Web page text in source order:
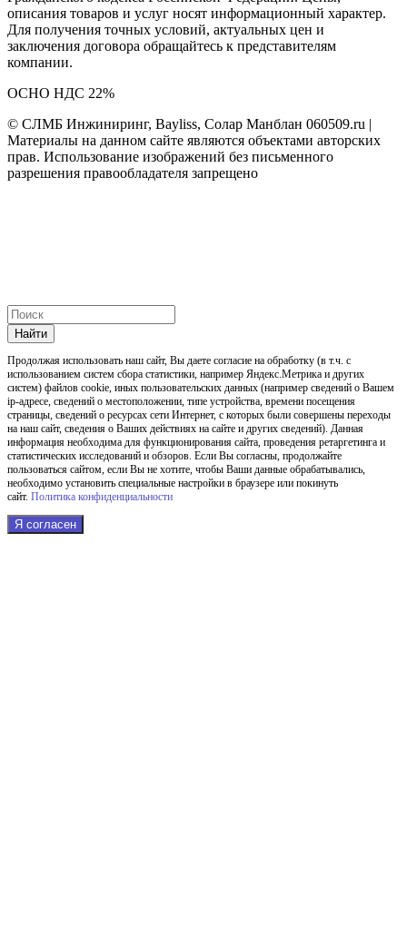
описания товаров и услуг носят информационный характер.
Для получения точных условий, актуальных цен и
заключения договора обращайтесь к представителям
компании.
ОСНО НДС 22%
© СЛМБ Инжиниринг, Bayliss, Солар Манблан 060509.ru |
Материалы на данном сайте являются объектами авторских
прав. Использование изображений без письменного
разрешения правообладателя запрещено
Найти
Продолжая использовать наш cайт, Вы даете согласие на обработку (в т.ч. с
использованием систем сбора статистики, например Яндекс.Метрика и других
систем) файлов cookie, иных пользовательских данных (например сведений о Вашем
ip-адресе, сведений о местоположении, типе устройства, времени посещения
страницы, сведений о ресурсах сети Интернет, с которых были совершены переходы
на наш сайт, сведения о Ваших действиях на сайте и других сведений). Данная
информация необходима для функционирования сайта, проведения ретаргетинга и
статистических исследований и обзоров. Если Вы согласны, продолжайте
пользоваться сайтом, если Вы не хотите, чтобы Ваши данные обрабатывались,
необходимо установить специальные настройки в браузере или покинуть
сайт. Политика конфиденциальности
Я согласен